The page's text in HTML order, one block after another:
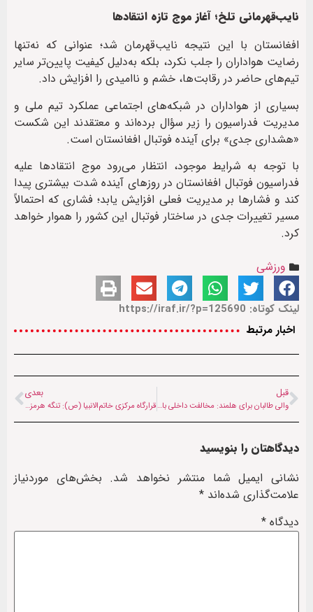
نایب‌قهرمانی تلخ؛ آغاز موج تازه انتقادها
افغانستان با این نتیجه نایب‌قهرمان شد؛ عنوانی که نه‌تنها
رضایت هواداران را جلب نکرد، بلکه به‌دلیل کیفیت پایین‌تر سایر
تیم‌های حاضر در رقابت‌ها، خشم و ناامیدی را افزایش داد.
بسیاری از هواداران در شبکه‌های اجتماعی عملکرد تیم ملی و
مدیریت فدراسیون را زیر سؤال برده‌اند و معتقدند این شکست
«هشداری جدی» برای آینده فوتبال افغانستان است.
با توجه به شرایط موجود، انتظار می‌رود موج انتقادها علیه
فدراسیون فوتبال افغانستان در روزهای آینده شدت بیشتری پیدا
کند و فشارها بر مدیریت فعلی افزایش یابد؛ فشاری که احتمالاً
مسیر تغییرات جدی در ساختار فوتبال این کشور را هموار خواهد
کرد.
ورزشی
لینک کوتاه: https://iraf.ir/?p=125690
اخبار مرتبط
قبل
والی طالبان برای هلمند: مخالفت داخلی با پاسخ سخت روبرو می‌شود
بعدی
قرارگاه مرکزی خاتم‌الانبیا (ص): تنگه هرمز به صورت کامل بسته شد | شناورهای در حال تردد، مورد اصابت قرار خواهند گرفت (۲۱ خرداد ۱۴۰۵)
دیدگاهتان را بنویسید
نشانی ایمیل شما منتشر نخواهد شد. بخش‌های موردنیاز
علامت‌گذاری شده‌اند *
دیدگاه *